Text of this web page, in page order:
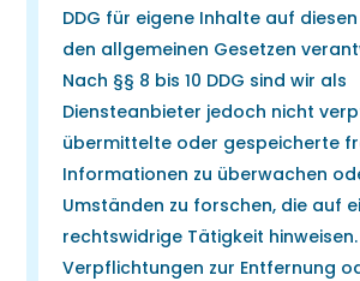
DDG für eigene Inhalte auf
den allgemeinen Gesetzen
Nach §§ 8 bis 10 DDG sind wir als
Diensteanbieter jedoch nicht
übermittelte oder gespeicherte
Informationen zu überwachen
Umständen zu forschen, die auf
rechtswidrige Tätigkeit hinweisen.
Verpflichtungen zur Entfernung